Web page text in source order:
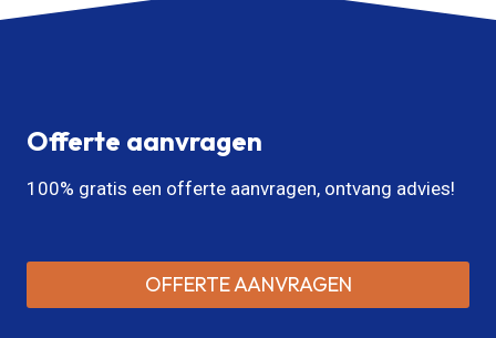
Offerte aanvragen
100% gratis een offerte aanvragen, ontvang advies!
OFFERTE AANVRAGEN